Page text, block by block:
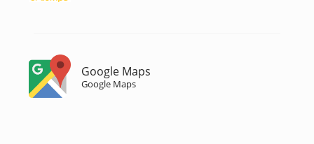
Google Maps
Google Maps